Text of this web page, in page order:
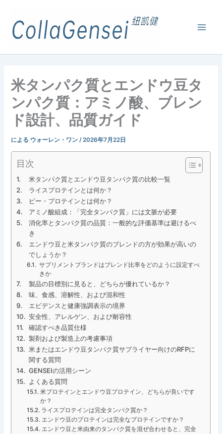
米タンパク質とエンドウ豆タ
ンパク質：アミノ酸、ブレン
ド設計、品質ガイド
による ウォーレン・ワン/2026年7月22日
目次
米タンパク質とエンドウ豆タンパク質の比較一覧
ライスプロテインとは何か？
ピー・プロテインとは何か？
アミノ酸組成：「完全タンパク質」には文脈が必要
消化率とタンパク質の品質：一般的な評価基準は避けるべ
き
エンドウ豆と米タンパク質のブレンドの方が効果が高いの
でしょうか？
サプリメントブランドはブレンド比率をどのように設定すべ
きか
製品の目標別に見ると、どちらが優れているか？
味、食感、溶解性、および混和性
エビデンスと健康強調表示の境界
安全性、アレルゲン、および耐容性
確認すべき品質仕様
製剤および製造上の考慮事項
米またはエンドウ豆タンパク質サプライヤー向けのRFPに
関する質問
GENSEIの活用シーン
よくある質問
米プロテインとエンドウ豆プロテイン、どちらが良いです
か？
ライスプロテインは完全タンパク質か？
エンドウ豆のプロテインは完全なプロテインですか？
エンドウ豆と米由来のタンパク質を混ぜ合わせると、完全